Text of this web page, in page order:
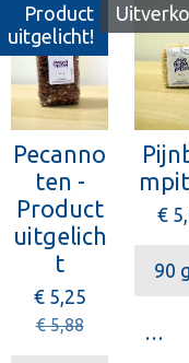
Product
uitgelicht!
Pecanno
ten -
Product
uitgelich
t
€ 5,25
€ 5,88
€